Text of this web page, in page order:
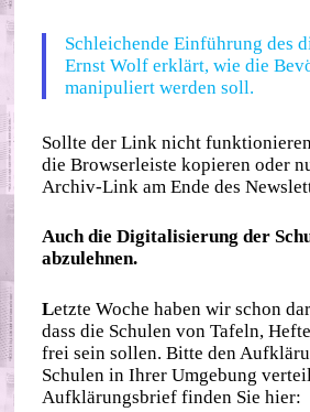
Schleichende Einführung des
Ernst Wolf erklärt, wie die
manipuliert werden soll.
Sollte der Link nicht
die Browserleiste kopieren oder
Archiv-Link am Ende des
Auch die Digitalisierung der
abzulehnen.
Letzte Woche haben wir schon
dass die Schulen von Tafeln,
frei sein sollen. Bitte den
Schulen in Ihrer Umgebung
Aufklärungsbrief finden Sie hier: